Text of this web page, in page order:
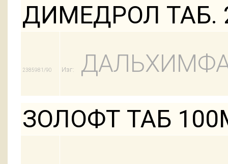
ДИМЕДРОЛ ТАБ.
2385981/90 Изг:
ЗОЛОФТ ТАБ